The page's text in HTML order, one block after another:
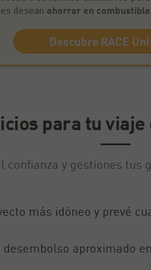
desean ahorrar en combustible
Descubre RACE
para tu viaje
y gestiones
más idóneo y prevé
desembolso aproximado